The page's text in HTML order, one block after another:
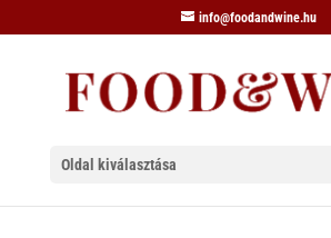
info@foodandwine.hu
Oldal kiválasztása